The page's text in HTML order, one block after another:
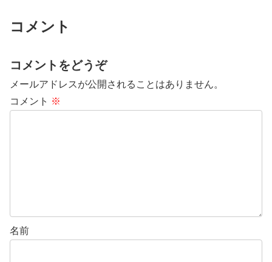
コメント
コメントをどうぞ
メールアドレスが公開されることはありません。
コメント ※
名前